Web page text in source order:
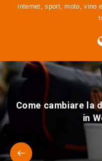
internet, sport, moto, vino
Come cambiare la
in